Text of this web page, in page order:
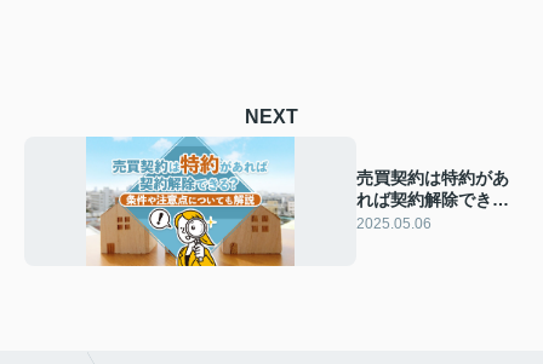
NEXT
売買契約は特約があ
れば契約解除でき
る？条件や注意点に
2025.05.06